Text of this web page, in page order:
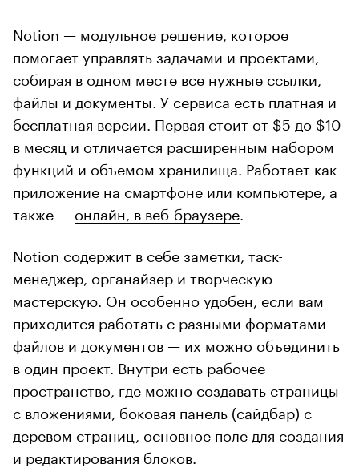
Notion — модульное решение, которое
помогает управлять задачами и проектами,
собирая в одном месте все нужные ссылки,
файлы и документы. У сервиса есть платная и
бесплатная версии. Первая стоит от $5 до $10
в месяц и отличается расширенным набором
функций и объемом хранилища. Работает как
приложение на смартфоне или компьютере, а
также — онлайн, в веб-браузере
Notion содержит в себе заметки, таск-
менеджер, органайзер и творческую
мастерскую. Он особенно удобен, если вам
приходится работать с разными форматами
файлов и документов — их можно объединить
в один проект. Внутри есть рабочее
пространство, где можно создавать страницы
с вложениями, боковая панель (сайдбар) с
деревом страниц, основное поле для создания
и редактирования блоков.